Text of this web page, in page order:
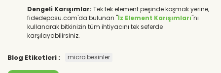
Dengeli Karışımlar: Tek tek element peşinde koşmak yerine,
fidedeposu.com'da bulunan "İz Element Karışımları"nı
kullanarak bitkinizin tüm ihtiyacını tek seferde
karşılayabilirsiniz.
Blog Etiketleri : micro besinler